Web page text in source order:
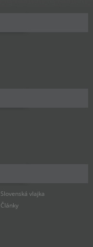
Slovenská vlajka
Články